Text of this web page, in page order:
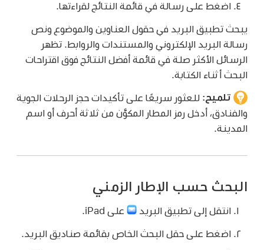
اضغط على رسالة في قائمة النتائج لقراءتها.
يبحث تطبيق البريد في حقول العناوين والموضوع ونص
رسالة البريد الإلكتروني والمستندات والروابط. تظهر
الرسائل الأكثر صلة في قائمة أفضل النتائج فوق اقتراحات
البحث أثناء الكتابة.
تلميح: للعثور سريعًا على تأكيدات حجز الرحلات الجوية
والفنادق، أدخل رمز المطار المكوَّن من ثلاثة أحرف أو اسم
المدينة.
البحث حسب الإطار الزمني
انتقل إلى تطبيق البريد على iPad.
اضغط على حقل البحث الخاص بقائمة صناديق البريد.